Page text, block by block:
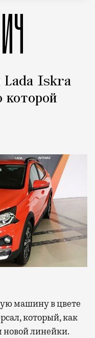
Lada Iskra
которой
который, как
новой линейки.